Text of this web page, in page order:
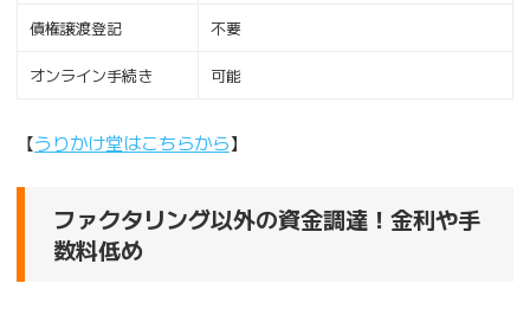
債権譲渡登記 不要
オンライン手続き 可能
【うりかけ堂はこちらから】
ファクタリング以外の資金調達！金利や手
数料低め